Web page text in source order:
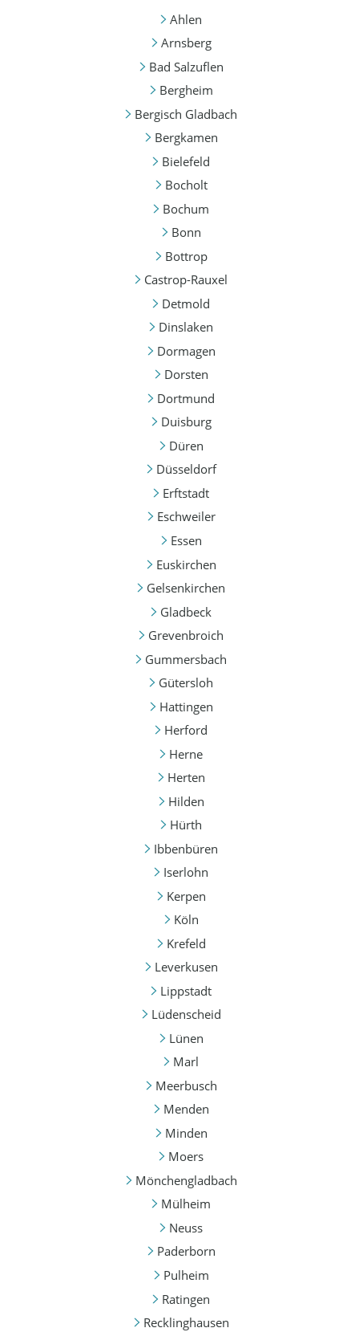
Ahlen
Arnsberg
Bad Salzuflen
Bergheim
Bergisch Gladbach
Bergkamen
Bielefeld
Bocholt
Bochum
Bonn
Bottrop
Castrop-Rauxel
Detmold
Dinslaken
Dormagen
Dorsten
Dortmund
Duisburg
Düren
Düsseldorf
Erftstadt
Eschweiler
Essen
Euskirchen
Gelsenkirchen
Gladbeck
Grevenbroich
Gummersbach
Gütersloh
Hattingen
Herford
Herne
Herten
Hilden
Hürth
Ibbenbüren
Iserlohn
Kerpen
Köln
Krefeld
Leverkusen
Lippstadt
Lüdenscheid
Lünen
Marl
Meerbusch
Menden
Minden
Moers
Mönchengladbach
Mülheim
Neuss
Paderborn
Pulheim
Ratingen
Recklinghausen